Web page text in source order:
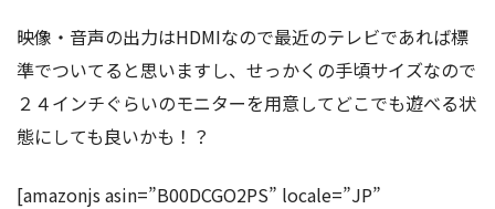
映像・音声の出力はHDMIなので最近のテレビであれば標
準でついてると思いますし、せっかくの手頃サイズなので
２４インチぐらいのモニターを用意してどこでも遊べる状
態にしても良いかも！？
[amazonjs asin=”B00DCGO2PS” locale=”JP”